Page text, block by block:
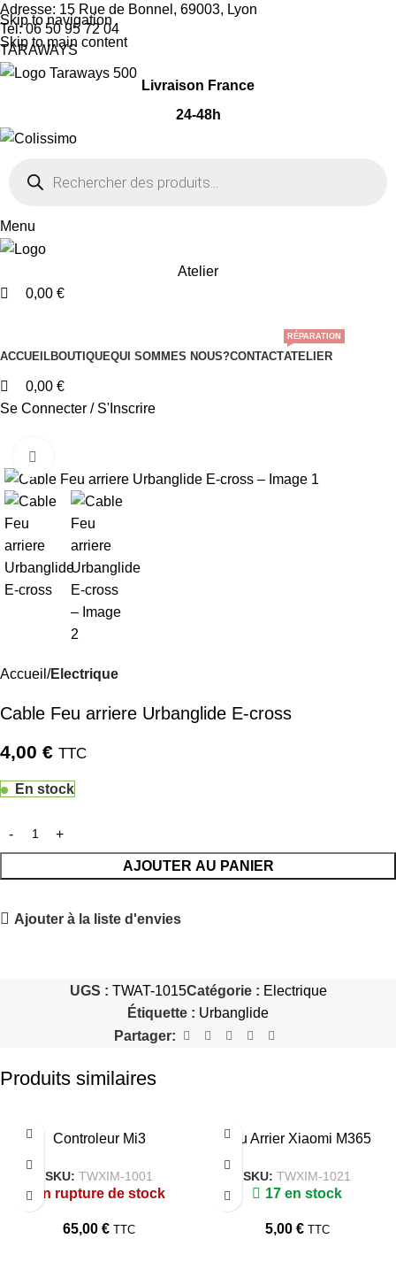
Skip to navigation
Skip to main content
Adresse: 15 Rue de Bonnel, 69003, Lyon
Tel: 06 50 95 72 04
TARAWAYS
Livraison France
24-48h
Menu
Atelier
0,00 €
ACCUEILBOUTIQUEQUI SOMMES NOUS?CONTACTATELIER
RÉPARATION
0,00 €
Se Connecter / S'Inscrire
Accueil Electrique
Cable Feu arriere Urbanglide E-cross
4,00 € TTC
En stock
AJOUTER AU PANIER
Ajouter à la liste d'envies
UGS : TWAT-1015Catégorie : Electrique
Étiquette : Urbanglide
Partager:
Produits similaires
Controleur Mi3
SKU: TWXIM-1001
En rupture de stock
65,00 € TTC
Feu Arrier Xiaomi M365
SKU: TWXIM-1021
17 en stock
5,00 € TTC